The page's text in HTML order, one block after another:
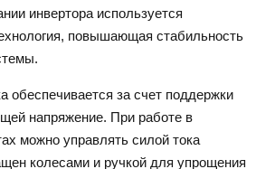
инвертора используется
повышающая стабильность
обеспечивается за счет поддержки
напряжение. При работе в
можно управлять силой тока
колесами и ручкой для упрощения